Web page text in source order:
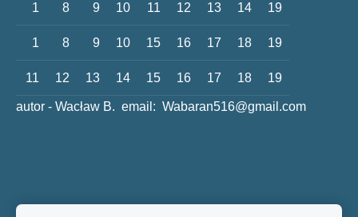
1 8 9 10 11 12 13 14 19
1 8 9 10 15 16 17 18 19
11 12 13 14 15 16 17 18 19
autor - Wacław B. email: Wabaran516@gmail.com